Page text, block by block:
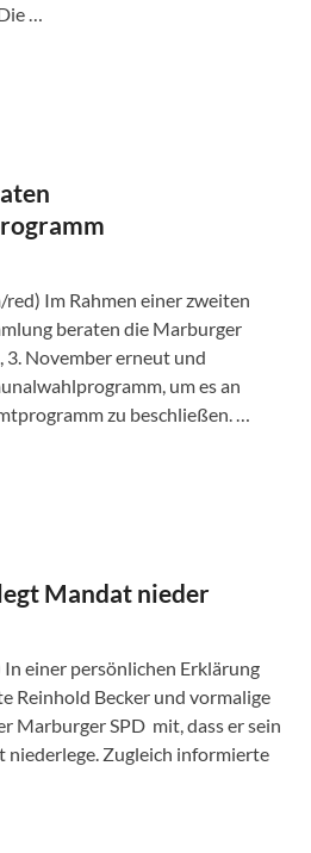
…
Im Rahmen einer zweiten
beraten die Marburger
November erneut und
um es an
zu beschließen. …
Mandat nieder
einer persönlichen Erklärung
Reinhold Becker und vormalige
Marburger SPD mit, dass er sein
Zugleich informierte